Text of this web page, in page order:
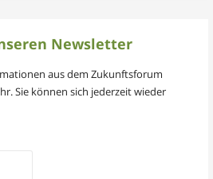
Newsletter
aus dem Zukunftsforum
Sie können sich jederzeit wieder